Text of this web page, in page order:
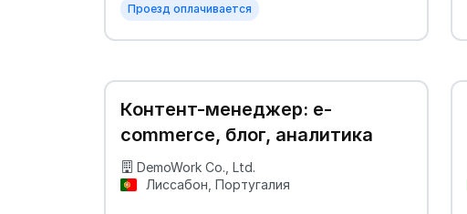
Проезд оплачивается
Контент-менеджер: e-
commerce, блог, аналитика
DemoWork Co., Ltd.
Лиссабон, Португалия